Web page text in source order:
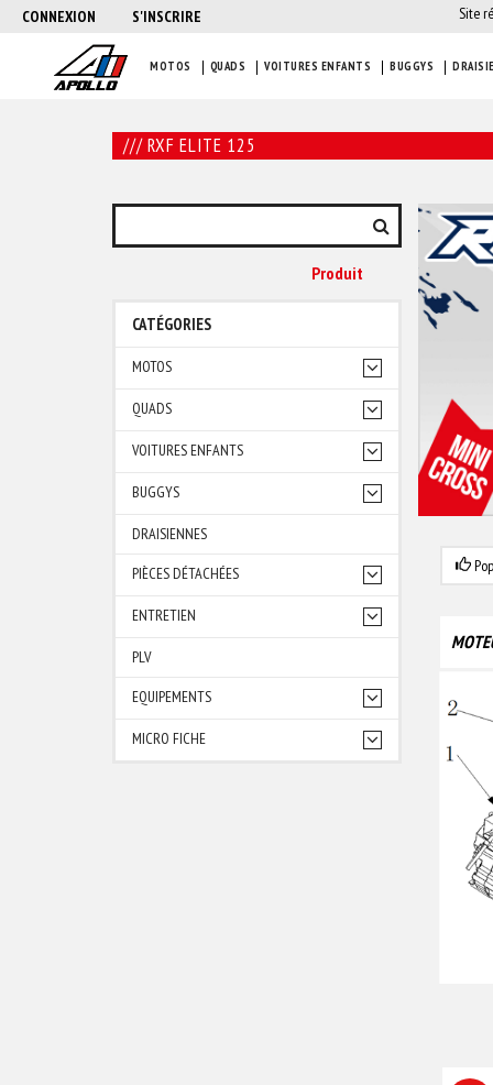
CONNEXION S'INSCRIRE Site
MOTOS QUADS VOITURES ENFANTS BUGGYS
/// RXF ELITE 125
Produit
CATÉGORIES
MOTOS
QUADS
VOITURES ENFANTS
BUGGYS
DRAISIENNES
PIÈCES DÉTACHÉES
ENTRETIEN
PLV
EQUIPEMENTS
MICRO FICHE